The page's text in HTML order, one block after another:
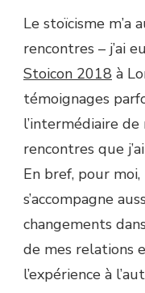
Le stoïcisme m’a
rencontres – j’ai
Stoicon 2018 à
témoignages
l’intermédiaire
rencontres que
En bref, pour
s’accompagne
changements
de mes relations
l’expérience à